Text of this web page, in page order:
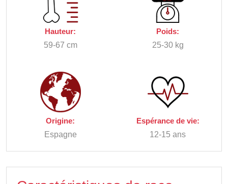
Hauteur:
59-67 cm
Poids:
25-30 kg
Origine:
Espagne
Espérance de vie:
12-15 ans